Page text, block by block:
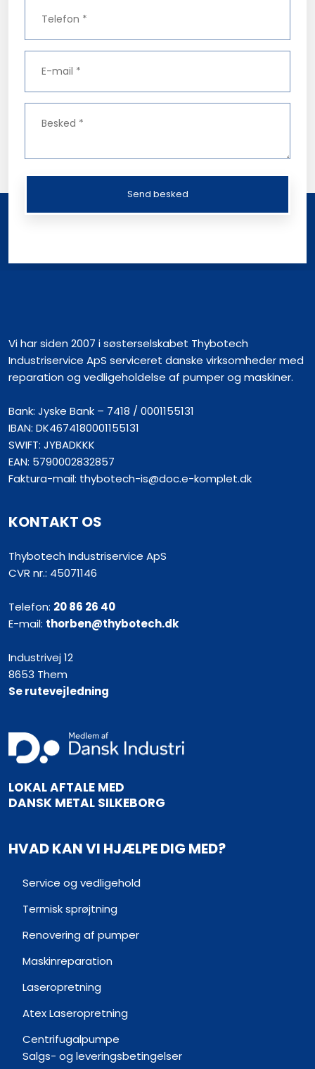
Vi har siden 2007 i søsterselskabet Thybotech
Industriservice ApS serviceret danske virksomheder med
reparation og vedligeholdelse af pumper og maskiner.​
Bank: Jyske Bank – 7418 / 0001155131
IBAN: DK4674180001155131
SWIFT: JYBADKKK
EAN: 5790002832857
Faktura-mail: thybotech-is@doc.e-komplet.dk
KONTAKT OS
Thybotech Industriservice ApS
CVR nr.: 45071146
Telefon: 20 86 26 40
E-mail: thorben@thybotech.dk
Industrivej 12
8653 Them
Se rutevejledning
​LOKAL AFTALE MED
​DANSK METAL SILKEBORG
HVAD KAN VI HJÆLPE DIG MED?
Service og vedligehold​
Termisk sprøjtning
Renovering af pumper
Maskinreparation
Laseropretning
Atex Laseropretning
Centrifugalpumpe
Salgs- og leveringsbetingelser